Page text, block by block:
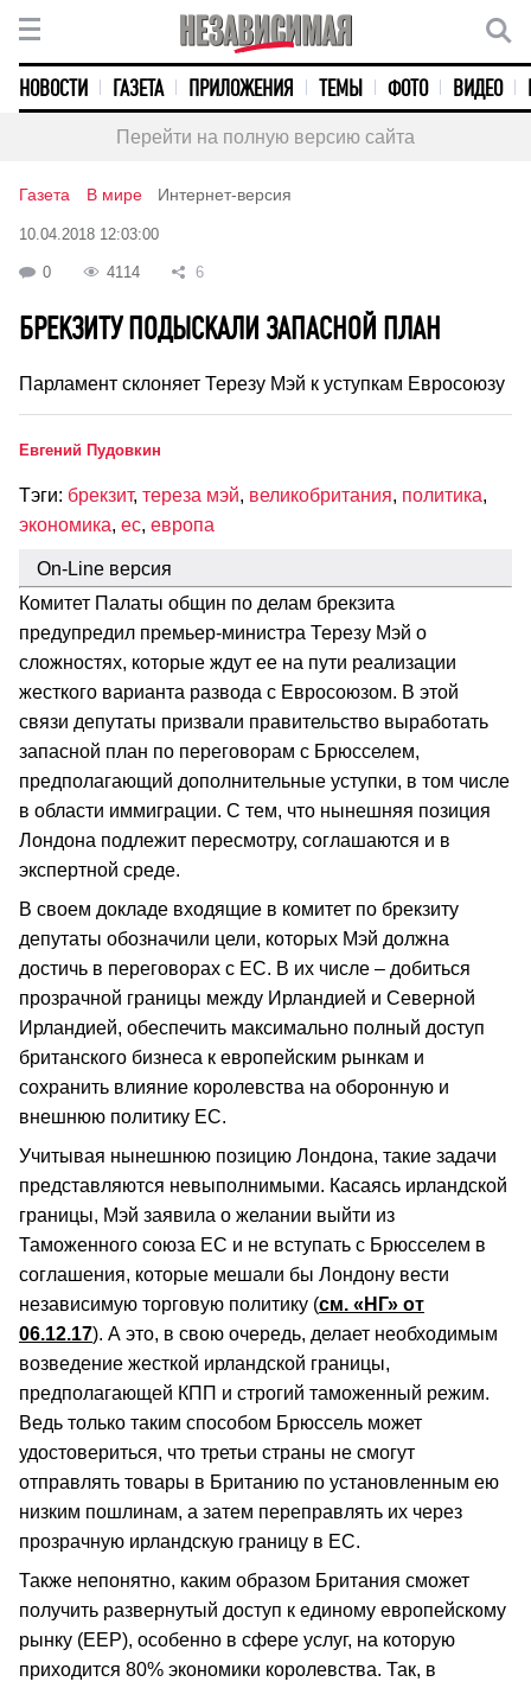
НОВОСТИ ГАЗЕТА ПРИЛОЖЕНИЯ ТЕМЫ ФОТО ВИДЕО
Перейти на полную версию сайта
Газета В мире Интернет-версия
10.04.2018 12:03:00
0 4114 6
БРЕКЗИТУ ПОДЫСКАЛИ ЗАПАСНОЙ ПЛАН
Парламент склоняет Терезу Мэй к уступкам Евросоюзу
Евгений Пудовкин
Тэги: брекзит, тереза мэй, великобритания, политика,
экономика, ес, европа
On-Line версия
Комитет Палаты общин по делам брекзита
предупредил премьер-министра Терезу Мэй о
сложностях, которые ждут ее на пути реализации
жесткого варианта развода с Евросоюзом. В этой
связи депутаты призвали правительство выработать
запасной план по переговорам с Брюсселем,
предполагающий дополнительные уступки, в том числе
в области иммиграции. С тем, что нынешняя позиция
Лондона подлежит пересмотру, соглашаются и в
экспертной среде.
В своем докладе входящие в комитет по брекзиту
депутаты обозначили цели, которых Мэй должна
достичь в переговорах с ЕС. В их числе – добиться
прозрачной границы между Ирландией и Северной
Ирландией, обеспечить максимально полный доступ
британского бизнеса к европейским рынкам и
сохранить влияние королевства на оборонную и
внешнюю политику ЕС.
Учитывая нынешнюю позицию Лондона, такие задачи
представляются невыполнимыми. Касаясь ирландской
границы, Мэй заявила о желании выйти из
Таможенного союза ЕС и не вступать с Брюсселем в
соглашения, которые мешали бы Лондону вести
независимую торговую политику (см. «НГ» от
06.12.17). А это, в свою очередь, делает необходимым
возведение жесткой ирландской границы,
предполагающей КПП и строгий таможенный режим.
Ведь только таким способом Брюссель может
удостовериться, что третьи страны не смогут
отправлять товары в Британию по установленным ею
низким пошлинам, а затем переправлять их через
прозрачную ирландскую границу в ЕС.
Также непонятно, каким образом Британия сможет
получить развернутый доступ к единому европейскому
рынку (ЕЕР), особенно в сфере услуг, на которую
приходится 80% экономики королевства. Так, в